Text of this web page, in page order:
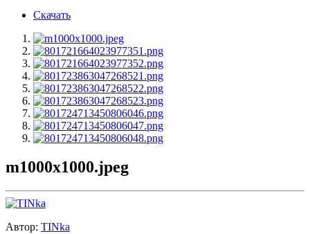
Скачать
m1000x1000.jpeg
Автор: TINka